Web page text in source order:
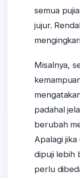
semua
jujur.
Misalnya,
padahal
berubah
Apalagi
dipuji lebih
perlu